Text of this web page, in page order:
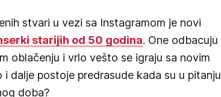
stvari u vezi sa Instagramom je novi
starijih od 50 godina. One odbacuju
oblačenju i vrlo vešto se igraju sa novim
dalje postoje predrasude kada su u pitanju
doba?